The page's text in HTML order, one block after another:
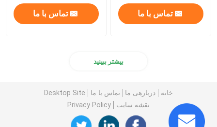
تماس با ما تماس با ما
بیشتر ببینید
خانه دربارهی ما تماس با ما
Desktop Site
نقشه سایت
Privacy Policy